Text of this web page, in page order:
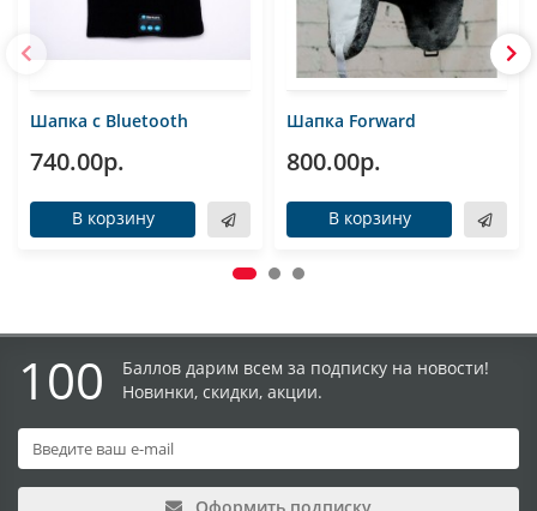
Шапка с Bluetooth
740.00р.
В корзину
Шапка Forward
800.00р.
В корзину
100
Баллов дарим всем за подписку на новости!
Новинки, скидки, акции.